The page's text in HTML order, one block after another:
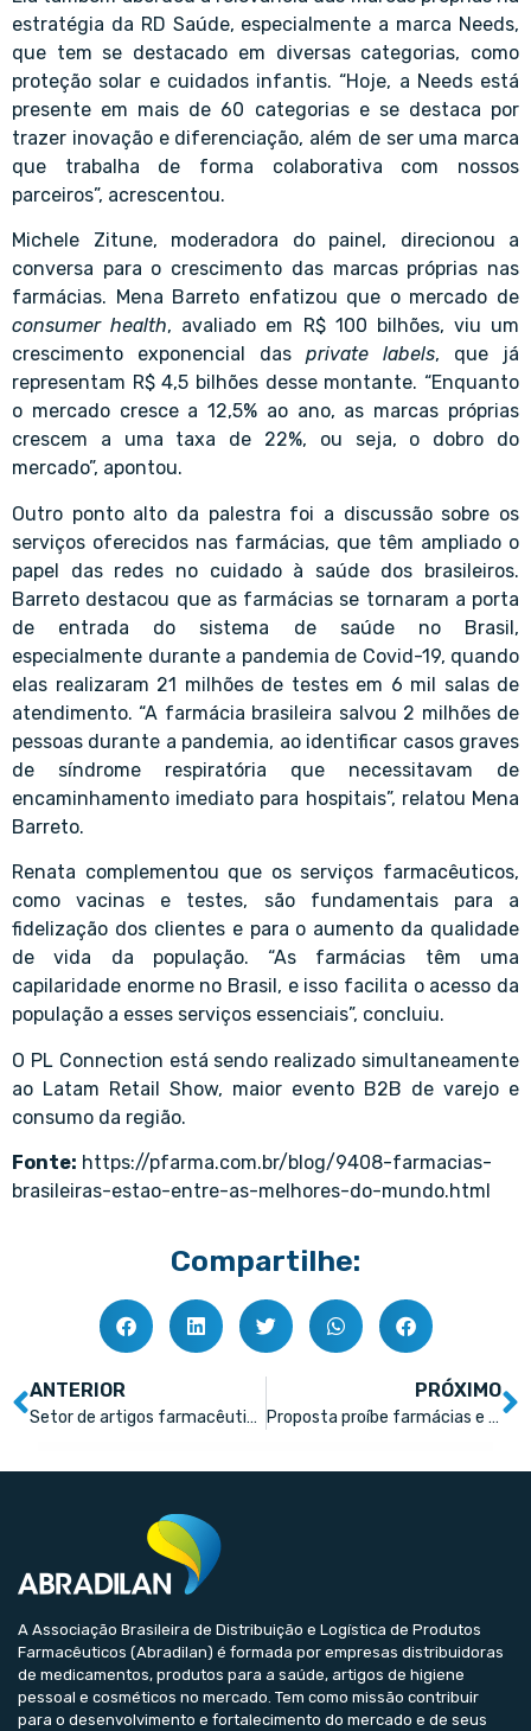
estratégia da RD Saúde, especialmente a marca Needs,
que tem se destacado em diversas categorias, como
proteção solar e cuidados infantis. “Hoje, a Needs está
presente em mais de 60 categorias e se destaca por
trazer inovação e diferenciação, além de ser uma marca
que trabalha de forma colaborativa com nossos
parceiros”, acrescentou.
Michele Zitune, moderadora do painel, direcionou a
conversa para o crescimento das marcas próprias nas
farmácias. Mena Barreto enfatizou que o mercado de
consumer health, avaliado em R$ 100 bilhões, viu um
crescimento exponencial das private labels, que já
representam R$ 4,5 bilhões desse montante. “Enquanto
o mercado cresce a 12,5% ao ano, as marcas próprias
crescem a uma taxa de 22%, ou seja, o dobro do
mercado”, apontou.
Outro ponto alto da palestra foi a discussão sobre os
serviços oferecidos nas farmácias, que têm ampliado o
papel das redes no cuidado à saúde dos brasileiros.
Barreto destacou que as farmácias se tornaram a porta
de entrada do sistema de saúde no Brasil,
especialmente durante a pandemia de Covid-19, quando
elas realizaram 21 milhões de testes em 6 mil salas de
atendimento. “A farmácia brasileira salvou 2 milhões de
pessoas durante a pandemia, ao identificar casos graves
de síndrome respiratória que necessitavam de
encaminhamento imediato para hospitais”, relatou Mena
Barreto.
Renata complementou que os serviços farmacêuticos,
como vacinas e testes, são fundamentais para a
fidelização dos clientes e para o aumento da qualidade
de vida da população. “As farmácias têm uma
capilaridade enorme no Brasil, e isso facilita o acesso da
população a esses serviços essenciais”, concluiu.
O PL Connection está sendo realizado simultaneamente
ao Latam Retail Show, maior evento B2B de varejo e
consumo da região.
Fonte: https://pfarma.com.br/blog/9408-farmacias-
brasileiras-estao-entre-as-melhores-do-mundo.html
Compartilhe:
ANTERIOR
Setor de artigos farmacêuticos cresce 1,3% em agosto
PRÓXIMO
Proposta proíbe farmácias e drogarias de exigir dados pessoais para dar descontos
A Associação Brasileira de Distribuição e Logística de Produtos
Farmacêuticos (Abradilan) é formada por empresas distribuidoras
de medicamentos, produtos para a saúde, artigos de higiene
pessoal e cosméticos no mercado. Tem como missão contribuir
para o desenvolvimento e fortalecimento do mercado e de seus